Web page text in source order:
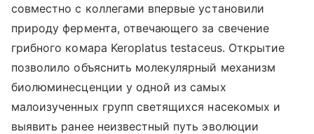
совместно с коллегами впервые установили
природу фермента, отвечающего за свечение
грибного комара Keroplatus testaceus. Открытие
позволило объяснить молекулярный механизм
биолюминесценции у одной из самых
малоизученных групп светящихся насекомых и
выявить ранее неизвестный путь эволюции